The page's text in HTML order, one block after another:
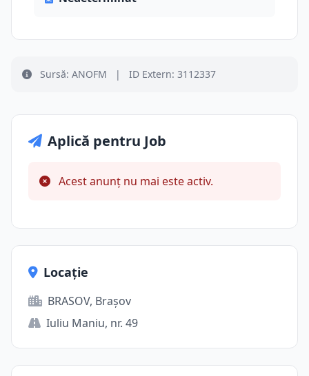
Sursă: ANOFM | ID Extern: 3112337
Aplică pentru Job
Acest anunț nu mai este activ.
Locație
BRASOV, Brașov
Iuliu Maniu, nr. 49